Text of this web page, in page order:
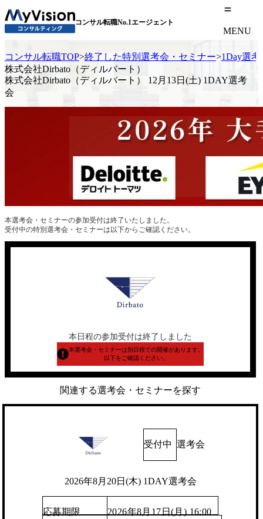
コンサル転職No.1エージェント
MENU
コンサル転職TOP>終了した特別選考会・セミナー>1Day選考
株式会社Dirbato（ディルバート）
株式会社Dirbato（ディルバート） 12月13日(土) 1DAY選考
会
本選考会・セミナーの参加受付は終了いたしました。
受付中の特別選考会・セミナーは以下からご確認ください。
本日程の参加受付は終了しました
本選考会・セミナーは別日程での開催があります。
以下をご確認ください。
関連する選考会・セミナーを探す
受付中 選考会
2026年8月20日(木) 1DAY選考会
応募期限
2026年8月17日(月) 16:00